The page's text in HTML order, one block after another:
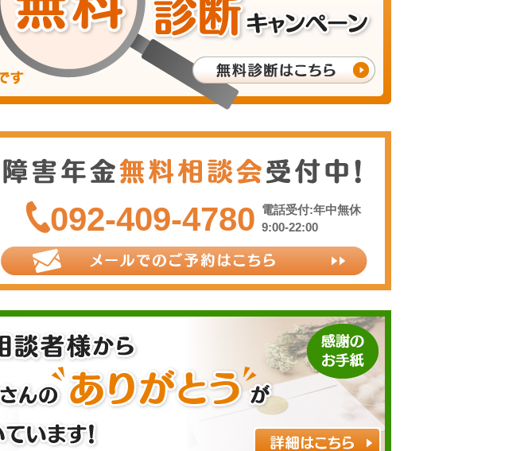
092-409-4780 電話受付:年中無休
9:00-22:00